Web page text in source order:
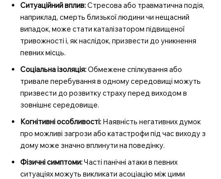
Ситуаційний вплив:Стресова або травматична подія,
наприклад, смерть близької людини чи нещасний
випадок, може стати каталізатором підвищеної
тривожності і, як наслідок, призвести до уникнення
певних місць.
Соціальна ізоляція:Обмежене спілкування або
тривале перебування в одному середовищі можуть
призвести до розвитку страху перед виходом в
зовнішнє середовище.
Когнітивні особливості: Наявність негативних думок
про можливі загрози або катастрофи під час виходу з
дому може значно вплинути на поведінку.
Фізичні симптоми:Часті панічні атаки в певних
ситуаціях можуть викликати асоціацію між цими